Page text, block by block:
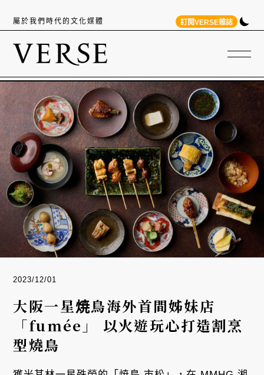
屬於我們時代的文化媒體 訂閱VERSE雜誌
2023/12/01
大阪一星焼鳥海外首間姊妹店
「fumée」 以火遊玩心打造割烹
型燒鳥